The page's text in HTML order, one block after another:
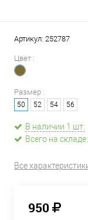
Артикул: 252787
Цвет :
Размер :
50 52 54 56
В наличии 1 шт.
Всего на
Все
950